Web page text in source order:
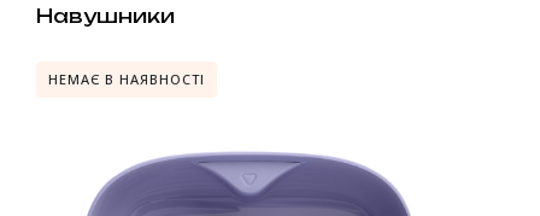
Навушники
НЕМАЄ В НАЯВНОСТІ